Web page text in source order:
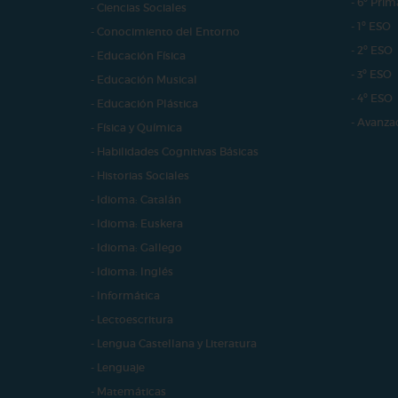
- Ciencias Sociales
- Conocimiento del Entorno
- Educación Física
- Educación Musical
- Educación Plástica
- Física y Química
- Habilidades Cognitivas Básicas
- Historias Sociales
- Idioma: Catalán
- Idioma: Euskera
- Idioma: Gallego
- Idioma: Inglés
- Informática
- Lectoescritura
- Lengua Castellana y Literatura
- Lenguaje
- Matemáticas
- 1º ESO
- 2º ESO
- 3º ESO
- 4º ESO
-